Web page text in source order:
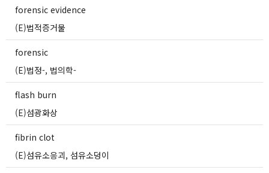
forensic evidence
(E)법적증거물
forensic
(E)법정-, 법의학-
flash burn
(E)섬광화상
fibrin clot
(E)섬유소응괴, 섬유소덩이